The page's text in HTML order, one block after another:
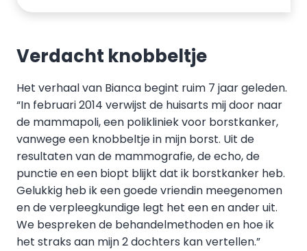
Verdacht knobbeltje
Het verhaal van Bianca begint ruim 7 jaar geleden.
“In februari 2014 verwijst de huisarts mij door naar
de mammapoli, een polikliniek voor borstkanker,
vanwege een knobbeltje in mijn borst. Uit de
resultaten van de mammografie, de echo, de
punctie en een biopt blijkt dat ik borstkanker heb.
Gelukkig heb ik een goede vriendin meegenomen
en de verpleegkundige legt het een en ander uit.
We bespreken de behandelmethoden en hoe ik
het straks aan mijn 2 dochters kan vertellen.”​